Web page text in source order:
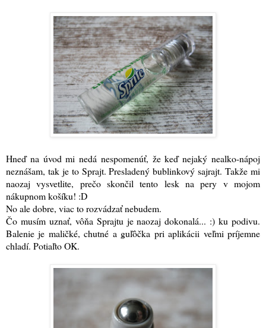
Hneď na úvod mi nedá nespomenúť, že keď nejaký nealko-nápoj
neznášam, tak je to Sprajt. Presladený bublinkový sajrajt. Takže mi
naozaj vysvetlite, prečo skončil tento lesk na pery v mojom
nákupnom košíku! :D
No ale dobre, viac to rozvádzať nebudem.
Čo musím uznať, vôňa Sprajtu je naozaj dokonalá... :) ku podivu.
Balenie je maličké, chutné a guľôčka pri aplikácii veľmi príjemne
chladí. Potiaľto OK.